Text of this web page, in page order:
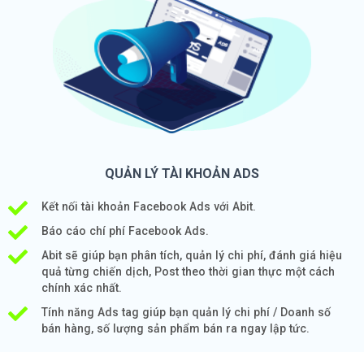
QUẢN LÝ TÀI KHOẢN ADS
Kết nối tài khoản Facebook Ads với Abit.
Báo cáo chí phí Facebook Ads.
Abit sẽ giúp bạn phân tích, quản lý chi phí, đánh giá hiệu
quả từng chiến dịch, Post theo thời gian thực một cách
chính xác nhất.
Tính năng Ads tag giúp bạn quản lý chi phí / Doanh số
bán hàng, số lượng sản phẩm bán ra ngay lập tức.